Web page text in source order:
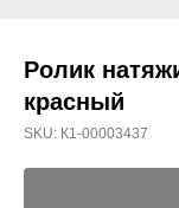
Ролик
красный
SKU: К1-00003437